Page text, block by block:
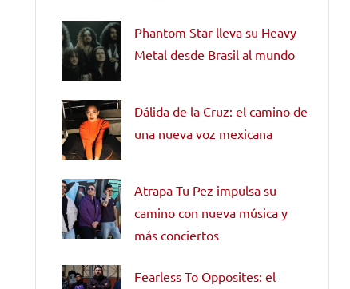
Phantom Star lleva su Heavy
Metal desde Brasil al mundo
Dálida de la Cruz: el camino de
una nueva voz mexicana
Atrapa Tu Pez impulsa su
camino con nueva música y
más conciertos
Fearless To Opposites: el